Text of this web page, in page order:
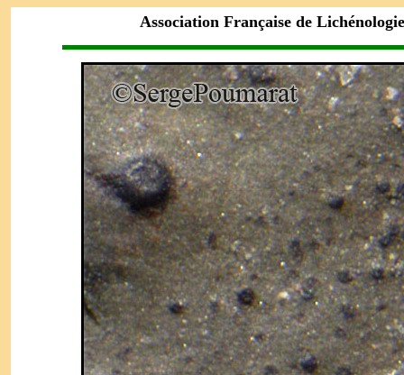
Association Française de Lichénologie